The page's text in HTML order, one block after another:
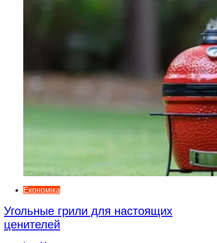
Економіка
Угольные грили для настоящих
ценителей